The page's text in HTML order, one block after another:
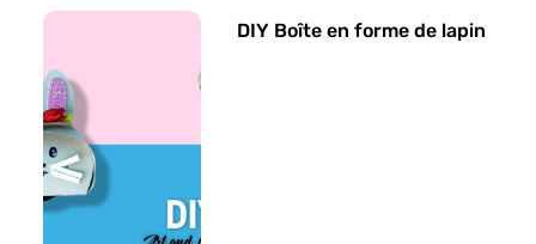
DIY Boîte en forme de lapin